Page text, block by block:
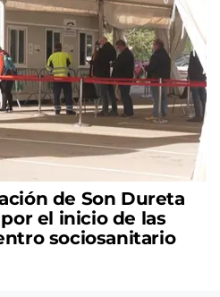
de Son Dureta
el inicio de las
sociosanitario